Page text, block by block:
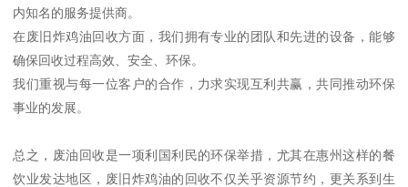
内知名的服务提供商。
在废旧炸鸡油回收方面，我们拥有专业的团队和先进的设备，能够
确保回收过程高效、安全、环保。
我们重视与每一位客户的合作，力求实现互利共赢，共同推动环保
事业的发展。
总之，废油回收是一项利国利民的环保举措，尤其在惠州这样的餐
饮业发达地区，废旧炸鸡油的回收不仅关乎资源节约，更关系到生